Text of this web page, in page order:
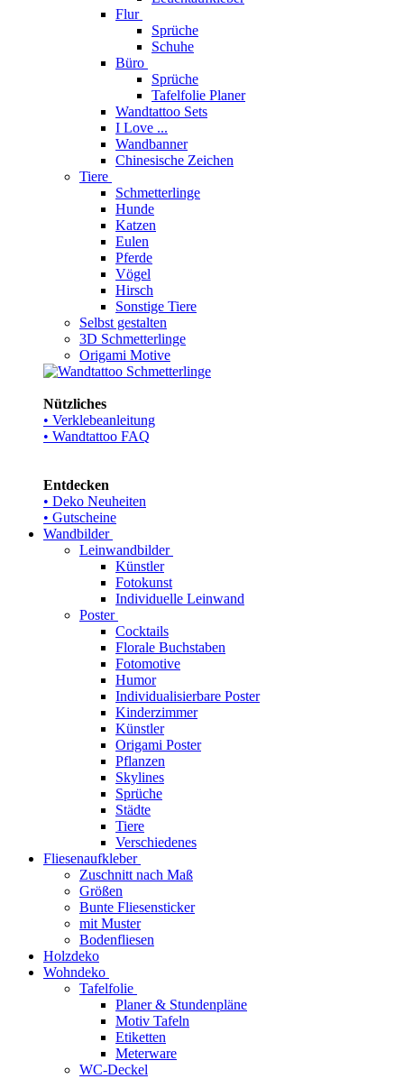
Flur
Sprüche
Schuhe
Büro
Sprüche
Tafelfolie Planer
Wandtattoo Sets
I Love ...
Wandbanner
Chinesische Zeichen
Tiere
Schmetterlinge
Hunde
Katzen
Eulen
Pferde
Vögel
Hirsch
Sonstige Tiere
Selbst gestalten
3D Schmetterlinge
Origami Motive
Nützliches
• Verklebeanleitung
• Wandtattoo FAQ
Entdecken
• Deko Neuheiten
• Gutscheine
Wandbilder
Leinwandbilder
Künstler
Fotokunst
Individuelle Leinwand
Poster
Cocktails
Florale Buchstaben
Fotomotive
Humor
Individualisierbare Poster
Kinderzimmer
Künstler
Origami Poster
Pflanzen
Skylines
Sprüche
Städte
Tiere
Verschiedenes
Fliesenaufkleber
Zuschnitt nach Maß
Größen
Bunte Fliesensticker
mit Muster
Bodenfliesen
Holzdeko
Wohndeko
Tafelfolie
Planer & Stundenpläne
Motiv Tafeln
Etiketten
Meterware
WC-Deckel